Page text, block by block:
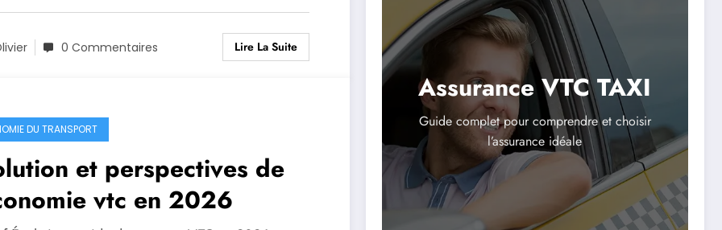
0 Commentaires Lire La Suite
DU TRANSPORT
et perspectives de
vtc en 2026
Assurance VTC TAXI
Guide complet pour comprendre et choisir
l’assurance idéale